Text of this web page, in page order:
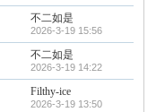
不二如是
2026-3-19 15:56
不二如是
2026-3-19 14:22
Filthy-ice
2026-3-19 13:50